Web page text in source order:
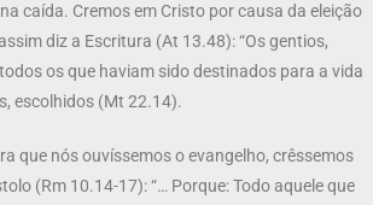
caída. Cremos em Cristo por causa da eleição
diz a Escritura (At 13.48): “Os gentios,
os que haviam sido destinados para a vida
escolhidos (Mt 22.14).
que nós ouvíssemos o evangelho, crêssemos
(Rm 10.14-17): “… Porque: Todo aquele que